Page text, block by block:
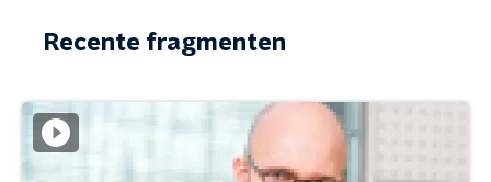
Recente fragmenten